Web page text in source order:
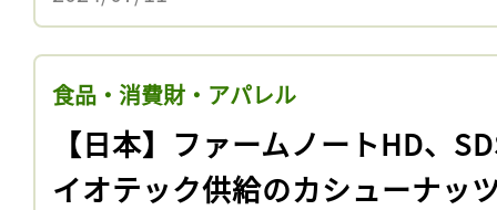
食品・消費財・アパレル
【日本】ファームノートHD、
イオテック供給のカシューナッ